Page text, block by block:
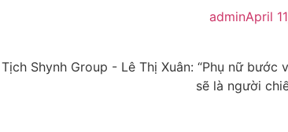
adminApril